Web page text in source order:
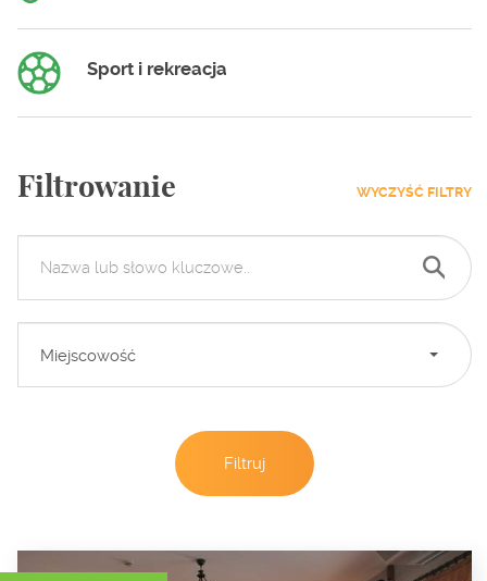
Sport i rekreacja
Filtrowanie WYCZYŚĆ FILTRY
Miejscowość